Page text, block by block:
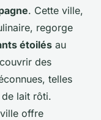
. Cette ville,
regorge
étoilés au
des
telles
lait rôti.
offre